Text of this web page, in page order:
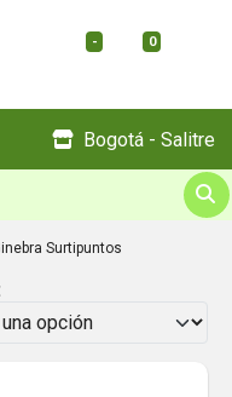
- 0
Bogotá - Salitre
Surtipuntos